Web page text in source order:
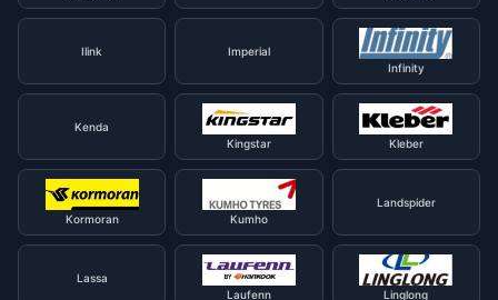
Ilink
Imperial
Infinity
Kenda
Kingstar
Kleber
Kormoran Kumho
Landspider
Lassa
Laufenn
Linglong